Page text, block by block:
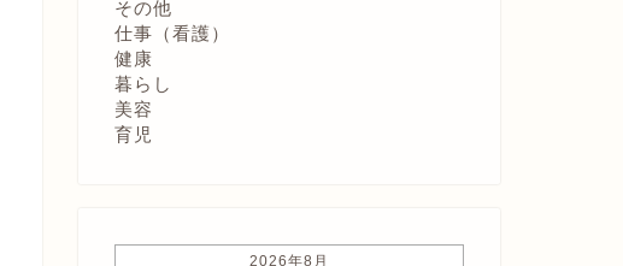
その他
仕事（看護）
健康
暮らし
美容
育児
2026年8月